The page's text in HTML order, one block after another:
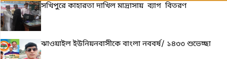
সখিপুরে কাহারতা দাখিল মাদ্রাসায় ব্যাগ বিতরণ
ঝাওয়াইল ইউনিয়নবাসীকে বাংলা নববর্ষ/ ১৪৩৩ শুভেচ্ছা